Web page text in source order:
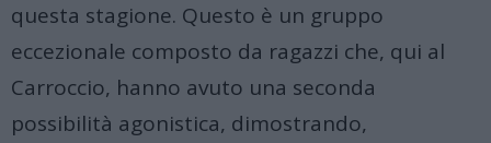
questa stagione. Questo è un gruppo
eccezionale composto da ragazzi che, qui al
Carroccio, hanno avuto una seconda
possibilità agonistica, dimostrando,